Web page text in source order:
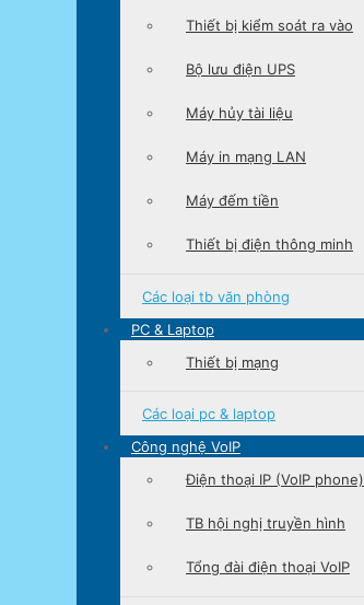
Thiết bị kiểm soát ra vào
Bộ lưu điện UPS
Máy hủy tài liệu
Máy in mạng LAN
Máy đếm tiền
Thiết bị điện thông minh
Các loại tb văn phòng
PC & Laptop
Thiết bị mạng
Các loại pc & laptop
Công nghệ VoIP
Điện thoại IP (VoIP phone)
TB hội nghị truyền hình
Tổng đài điện thoại VoIP